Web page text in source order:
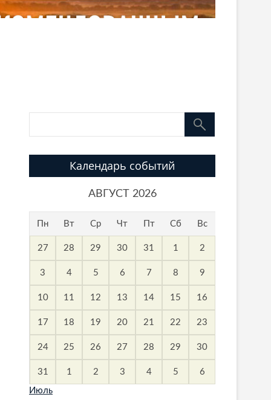
Календарь событий
АВГУСТ 2026
Пн Вт Ср Чт Пт Сб Вс
27 28 29 30 31 1 2
3 4 5 6 7 8 9
10 11 12 13 14 15 16
17 18 19 20 21 22 23
24 25 26 27 28 29 30
31 1 2 3 4 5 6
Июль